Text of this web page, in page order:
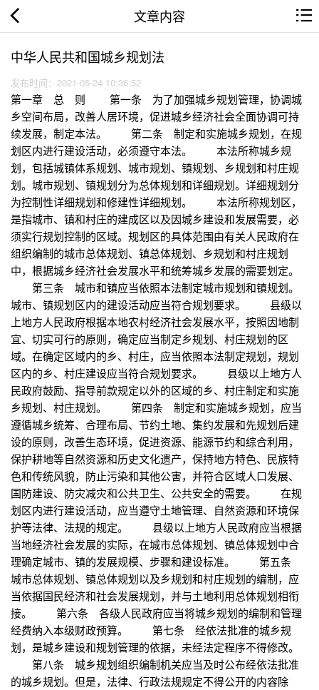
文章内容
中华人民共和国城乡规划法
发布时间：2021-05-24 10:36:52
第一章 总 则 第一条 为了加强城乡规划管理，协调城
乡空间布局，改善人居环境，促进城乡经济社会全面协调可持
续发展，制定本法。 第二条 制定和实施城乡规划，在规
划区内进行建设活动，必须遵守本法。 本法所称城乡规
划，包括城镇体系规划、城市规划、镇规划、乡规划和村庄规
划。城市规划、镇规划分为总体规划和详细规划。详细规划分
为控制性详细规划和修建性详细规划。 本法所称规划区，
是指城市、镇和村庄的建成区以及因城乡建设和发展需要，必
须实行规划控制的区域。规划区的具体范围由有关人民政府在
组织编制的城市总体规划、镇总体规划、乡规划和村庄规划
中，根据城乡经济社会发展水平和统筹城乡发展的需要划定。
第三条 城市和镇应当依照本法制定城市规划和镇规划。
城市、镇规划区内的建设活动应当符合规划要求。 县级以
上地方人民政府根据本地农村经济社会发展水平，按照因地制
宜、切实可行的原则，确定应当制定乡规划、村庄规划的区
域。在确定区域内的乡、村庄，应当依照本法制定规划，规划
区内的乡、村庄建设应当符合规划要求。 县级以上地方人
民政府鼓励、指导前款规定以外的区域的乡、村庄制定和实施
乡规划、村庄规划。 第四条 制定和实施城乡规划，应当
遵循城乡统筹、合理布局、节约土地、集约发展和先规划后建
设的原则，改善生态环境，促进资源、能源节约和综合利用，
保护耕地等自然资源和历史文化遗产，保持地方特色、民族特
色和传统风貌，防止污染和其他公害，并符合区域人口发展、
国防建设、防灾减灾和公共卫生、公共安全的需要。 在规
划区内进行建设活动，应当遵守土地管理、自然资源和环境保
护等法律、法规的规定。 县级以上地方人民政府应当根据
当地经济社会发展的实际，在城市总体规划、镇总体规划中合
理确定城市、镇的发展规模、步骤和建设标准。 第五条
城市总体规划、镇总体规划以及乡规划和村庄规划的编制，应
当依据国民经济和社会发展规划，并与土地利用总体规划相衔
接。 第六条 各级人民政府应当将城乡规划的编制和管理
经费纳入本级财政预算。 第七条 经依法批准的城乡规
划，是城乡建设和规划管理的依据，未经法定程序不得修改。
第八条 城乡规划组织编制机关应当及时公布经依法批准
的城乡规划。但是，法律、行政法规规定不得公开的内容除